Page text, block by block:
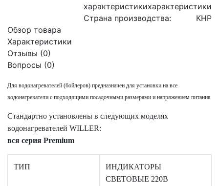
характеристикихарактеристики
Страна производства:
КНР
Обзор товара
Характеристики
Отзывы (0)
Вопросы (0)
Для водонагревателей (бойлеров) предназначен для установки на все
водонагреватели с подходящими посадочными размерами и напряжением питания
Стандартно установлены в следующих моделях
водонагревателей WILLER:
вся серия Premium
ТИП
ИНДИКАТОРЫ
СВЕТОВЫЕ 220В